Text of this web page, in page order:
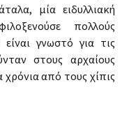
μία ειδυλλιακή
πολλούς
γνωστό για τις
στους αρχαίους
από τους χίπις